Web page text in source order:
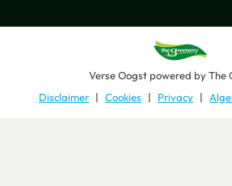
Verse Oogstpowered byThe
Disclaimer
Cookies Privacy